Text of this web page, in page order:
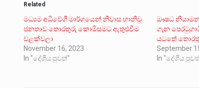
Related
මධ්‍යම අධිවේගී මාර්ගයෙන් නිවාස හානිවූ
ජනතාව තොරතුරු කොමිසමට ඇතුළුවීම
වළක්වලා
November 16, 2023
In "දේශීය පුවත්"
ඖෂධ නියාමන
ගැන
යටතේ
September
In "දේශීය